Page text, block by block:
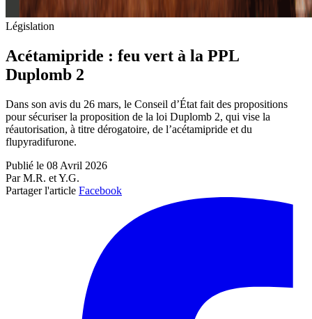
Législation
Acétamipride : feu vert à la PPL
Duplomb 2
Dans son avis du 26 mars, le Conseil d’État fait des propositions
pour sécuriser la proposition de la loi Duplomb 2, qui vise la
réautorisation, à titre dérogatoire, de l’acétamipride et du
flupyradifurone.
Publié le 08 Avril 2026
Par M.R. et Y.G.
Partager l'article Facebook